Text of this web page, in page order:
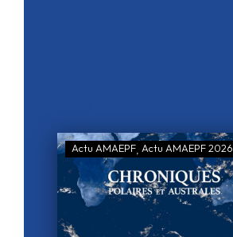
Actu AMAEPF Actu AMAEPF 2026